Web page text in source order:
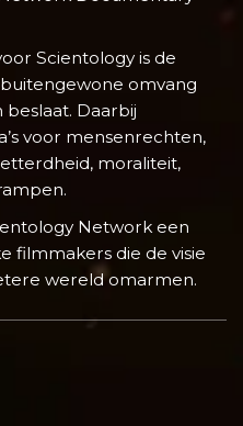
Scientology is de
omvang
beslaat. Daarbij
voor mensenrechten,
moraliteit,
Network een
filmmakers die de visie
wereld omarmen.